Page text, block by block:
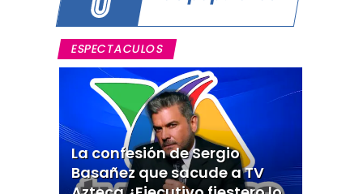
ESPECTACULOS
La confesión de Sergio
Basañez que sacude a TV